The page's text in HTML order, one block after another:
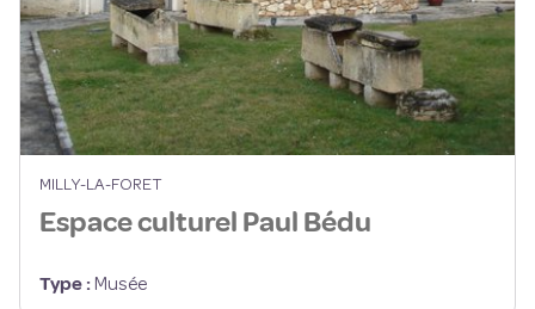
MILLY-LA-FORET
Espace culturel Paul Bédu
Type : Musée